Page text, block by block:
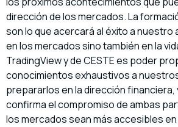
dirección de los mercados. La
son lo que acercará al éxito a nuestro
en los mercados sino también en la
TradingView y de CESTE es poder
conocimientos exhaustivos a
prepararlos en la dirección
confirma el compromiso de ambas
los mercados sean más accesibles